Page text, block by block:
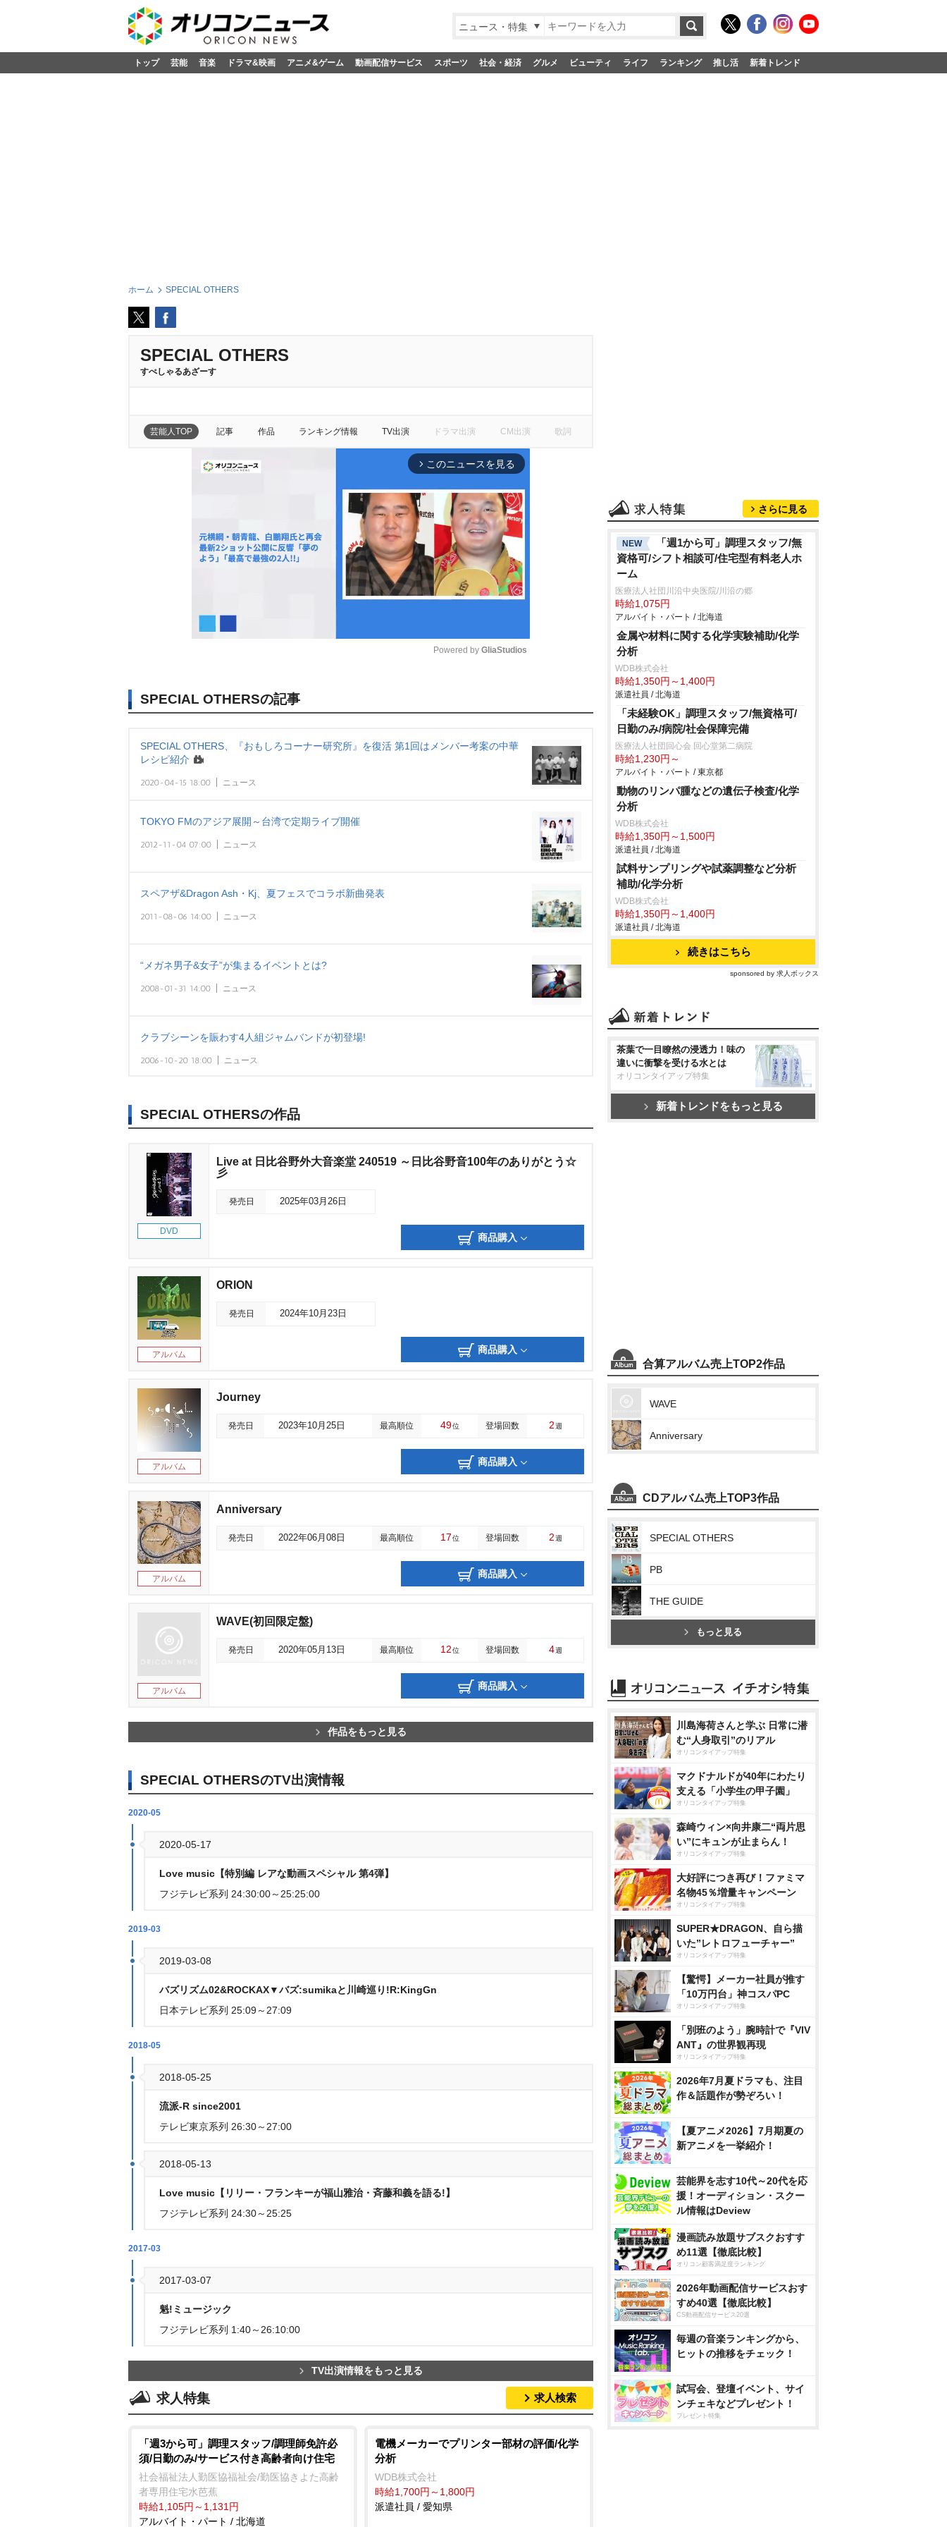
ニュース・特集
トップ 芸能 音楽 ドラマ&映画 アニメ&ゲーム 動画配信サービス スポーツ 社会・経済 グルメ ビューティ ライフ ランキング 推し活 新着トレンド
ホーム SPECIAL OTHERS
SPECIAL OTHERS
すぺしゃるあざーす
芸能人TOP 記事 作品 ランキング情報 TV出演 ドラマ出演 CM出演 歌詞
arrow_forward_ios このニュースを見る
u
e
Powered by GliaStudios
SPECIAL OTHERSの記事
SPECIAL OTHERS、『おもしろコーナー研究所』を復活 第1回はメンバー考案の中華
レシピ紹介
2020-04-15 18:00 ニュース
TOKYO FMのアジア展開～台湾で定期ライブ開催
2012-11-04 07:00 ニュース
スペアザ&Dragon Ash・Kj、夏フェスでコラボ新曲発表
2011-08-06 14:00 ニュース
“メガネ男子&女子”が集まるイベントとは?
2008-01-31 14:00 ニュース
クラブシーンを賑わす4人組ジャムバンドが初登場!
2006-10-20 18:00 ニュース
SPECIAL OTHERSの作品
DVD
Live at 日比谷野外大音楽堂 240519 ～日比谷野音100年のありがとう☆
彡
発売日 2025年03月26日
商品購入
アルバム
ORION
発売日 2024年10月23日
商品購入
アルバム
Journey
発売日 2023年10月25日 最高順位 49位 登場回数 2週
商品購入
アルバム
Anniversary
発売日 2022年06月08日 最高順位 17位 登場回数 2週
商品購入
アルバム
WAVE(初回限定盤)
発売日 2020年05月13日 最高順位 12位 登場回数 4週
商品購入
作品をもっと見る
SPECIAL OTHERSのTV出演情報
2020-05
2020-05-17
Love music【特別編 レアな動画スペシャル 第4弾】
フジテレビ系列 24:30:00～25:25:00
2019-03
2019-03-08
バズリズム02&ROCKAX▼バズ:sumikaと川崎巡り!R:KingGn
日本テレビ系列 25:09～27:09
2018-05
2018-05-25
流派-R since2001
テレビ東京系列 26:30～27:00
2018-05-13
Love music【リリー・フランキーが福山雅治・斉藤和義を語る!】
フジテレビ系列 24:30～25:25
2017-03
2017-03-07
魁!ミュージック
フジテレビ系列 1:40～26:10:00
TV出演情報をもっと見る
求人特集 求人検索
「週3から可」調理スタッフ/調理師免許必
須/日勤のみ/サービス付き高齢者向け住宅
社会福祉法人勤医協福祉会/勤医協きよた高齢
者専用住宅水芭蕉
時給1,105円～1,131円
アルバイト・パート / 北海道
電機メーカーでプリンター部材の評価/化学
分析
WDB株式会社
時給1,700円～1,800円
派遣社員 / 愛知県
さらに見る
NEW
「週1から可」調理スタッフ/無
資格可/シフト相談可/住宅型有料老人ホ
ーム
医療法人社団川沿中央医院/川沿の郷
時給1,075円
アルバイト・パート / 北海道
金属や材料に関する化学実験補助/化学
分析
WDB株式会社
時給1,350円～1,400円
派遣社員 / 北海道
「未経験OK」調理スタッフ/無資格可/
日勤のみ/病院/社会保障完備
医療法人社団回心会 回心堂第二病院
時給1,230円～
アルバイト・パート / 東京都
動物のリンパ腫などの遺伝子検査/化学
分析
WDB株式会社
時給1,350円～1,500円
派遣社員 / 北海道
試料サンプリングや試薬調整など分析
補助/化学分析
WDB株式会社
時給1,350円～1,400円
派遣社員 / 北海道
続きはこちら
sponsored by 求人ボックス
茶葉で一目瞭然の浸透力！味の
違いに衝撃を受ける水とは
オリコンタイアップ特集
新着トレンドをもっと見る
合算アルバム売上TOP2作品
WAVE
Anniversary
CDアルバム売上TOP3作品
SPECIAL OTHERS
PB
THE GUIDE
もっと見る
川島海荷さんと学ぶ 日常に潜
む“人身取引”のリアル
オリコンタイアップ特集
マクドナルドが40年にわたり
支える「小学生の甲子園」
オリコンタイアップ特集
森崎ウィン×向井康二“両片思
い”にキュンが止まらん！
オリコンタイアップ特集
大好評につき再び！ファミマ
名物45％増量キャンペーン
オリコンタイアップ特集
SUPER★DRAGON、自ら描
いた”レトロフューチャー”
オリコンタイアップ特集
【驚愕】メーカー社員が推す
「10万円台」神コスパPC
オリコンタイアップ特集
「別班のよう」腕時計で『VIV
ANT』の世界観再現
オリコンタイアップ特集
2026年7月夏ドラマも、注目
作＆話題作が勢ぞろい！
【夏アニメ2026】7月期夏の
新アニメを一挙紹介！
芸能界を志す10代～20代を応
援！オーディション・スクー
ル情報はDeview
漫画読み放題サブスクおすす
め11選【徹底比較】
オリコン顧客満足度ランキング
2026年動画配信サービスおす
すめ40選【徹底比較】
CS動画配信サービス20選
毎週の音楽ランキングから、
ヒットの推移をチェック！
試写会、登壇イベント、サイ
ンチェキなどプレゼント！
プレゼント特集